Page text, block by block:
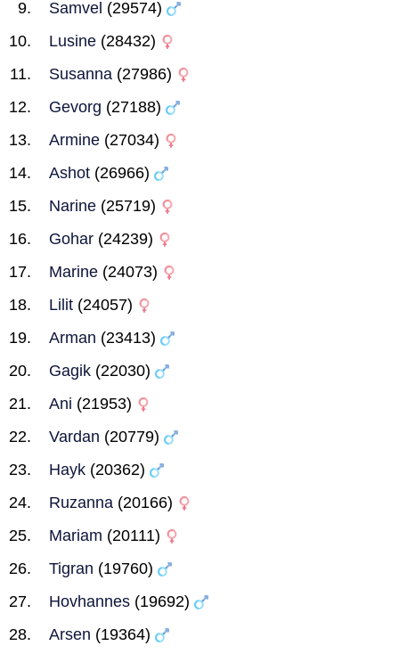
Samvel (29574)
Lusine (28432)
Susanna (27986)
Gevorg (27188)
Armine (27034)
Ashot (26966)
Narine (25719)
Gohar (24239)
Marine (24073)
Lilit (24057)
Arman (23413)
Gagik (22030)
Ani (21953)
Vardan (20779)
Hayk (20362)
Ruzanna (20166)
Mariam (20111)
Tigran (19760)
Hovhannes (19692)
Arsen (19364)